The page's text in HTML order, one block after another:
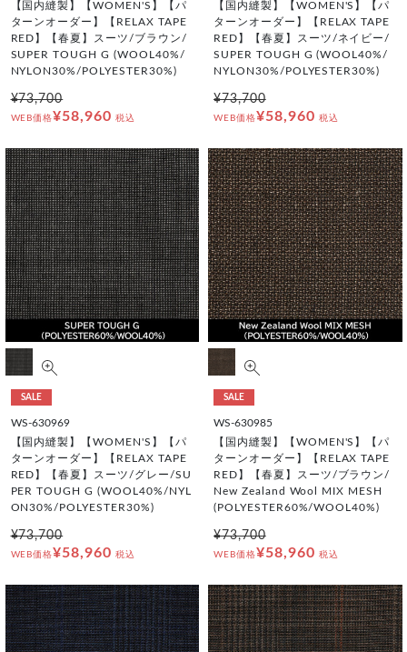
【国内縫製】【WOMEN'S】【パ
ターンオーダー】【RELAX TAPE
RED】【春夏】スーツ/ブラウン/
SUPER TOUGH G (WOOL40%/
NYLON30%/POLYESTER30%)
¥73,700
WEB価格¥58,960 税込
【国内縫製】【WOMEN'S】【パ
ターンオーダー】【RELAX TAPE
RED】【春夏】スーツ/ネイビー/
SUPER TOUGH G (WOOL40%/
NYLON30%/POLYESTER30%)
¥73,700
WEB価格¥58,960 税込
SALE
WS-630969
【国内縫製】【WOMEN'S】【パ
ターンオーダー】【RELAX TAPE
RED】【春夏】スーツ/グレー/SU
PER TOUGH G (WOOL40%/NYL
ON30%/POLYESTER30%)
¥73,700
WEB価格¥58,960 税込
SALE
WS-630985
【国内縫製】【WOMEN'S】【パ
ターンオーダー】【RELAX TAPE
RED】【春夏】スーツ/ブラウン/
New Zealand Wool MIX MESH
(POLYESTER60%/WOOL40%)
¥73,700
WEB価格¥58,960 税込